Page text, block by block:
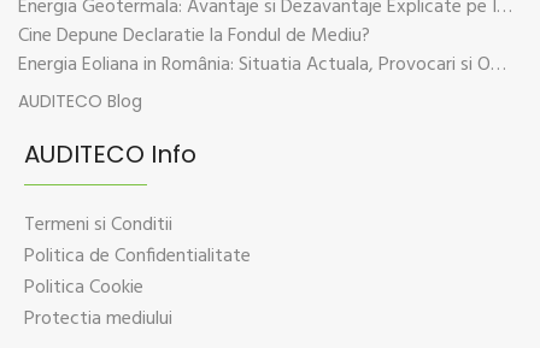
Energia Geotermala: Avantaje si Dezavantaje Explicate pe Intelesul Tuturor
Cine Depune Declaratie la Fondul de Mediu?
Energia Eoliana in România: Situatia Actuala, Provocari si Oportunitati
AUDITECO Blog
AUDITECO Info
Termeni si Conditii
Politica de Confidentialitate
Politica Cookie
Protectia mediului